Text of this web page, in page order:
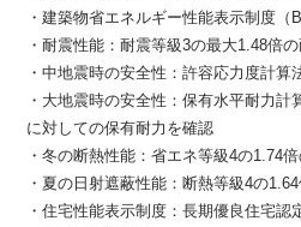
・建築物省エネルギー性能表示制度（
・耐震性能：耐震等級3の最大1.48倍
・中地震時の安全性：許容応力度計算
・大地震時の安全性：保有水平耐力計
に対しての保有耐力を確認
・冬の断熱性能：省エネ等級4の1.74
・夏の日射遮蔽性能：断熱等級4の
・住宅性能表示制度：長期優良住宅認